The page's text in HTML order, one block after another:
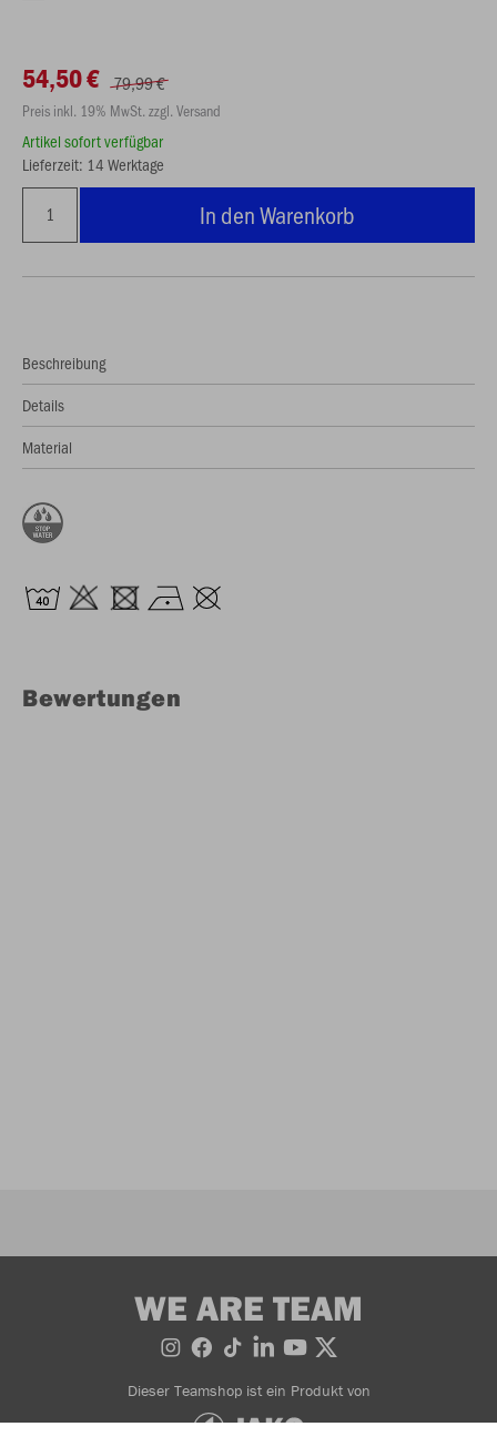
54,50 € 79,99 €
Preis inkl. 19% MwSt. zzgl. Versand
Artikel sofort verfügbar
Lieferzeit: 14 Werktage
In den Warenkorb
Beschreibung
Details
Material
Bewertungen
WE ARE TEAM
Dieser Teamshop ist ein Produkt von